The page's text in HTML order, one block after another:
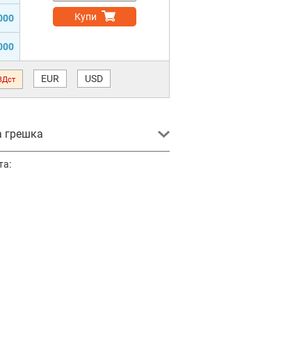
Купи
EUR USD
грешка